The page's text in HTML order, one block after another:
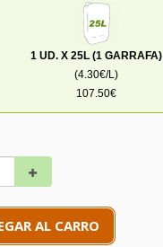
1 UD. X 25L (1 GARRAFA)
(4.30€/L)
107.50€
AL CARRO